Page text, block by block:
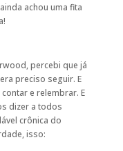
achou uma fita
percebi que já
preciso seguir. E
e relembrar. E
dizer a todos
crônica do
isso: